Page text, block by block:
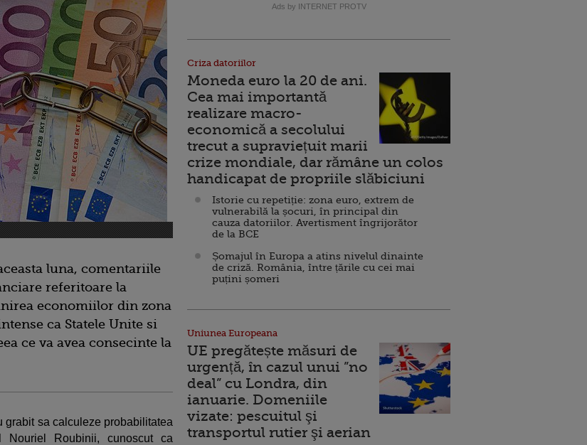
luna, comentariile
referitoare la
economiilor din zona
ca Statele Unite si
ce va avea consecinte la
grabit sa calculeze probabilitatea
Nouriel Roubinii, cunoscut ca
Ads by INTERNET PROTV
Criza datoriilor
Moneda euro la 20 de ani.
Cea mai importantă
realizare macro-
economică a secolului
trecut a supraviețuit marii
crize mondiale, dar rămâne un colos
handicapat de propriile slăbiciuni
Istorie cu repetiție: zona euro, extrem de
vulnerabilă la șocuri, în principal din
cauza datoriilor. Avertisment îngrijorător
de la BCE
Șomajul în Europa a atins nivelul dinainte
de criză. România, între țările cu cei mai
puțini șomeri
Uniunea Europeana
UE pregătește măsuri de
urgență, în cazul unui ”no
deal” cu Londra, din
ianuarie. Domeniile
vizate: pescuitul şi
transportul rutier şi aerian